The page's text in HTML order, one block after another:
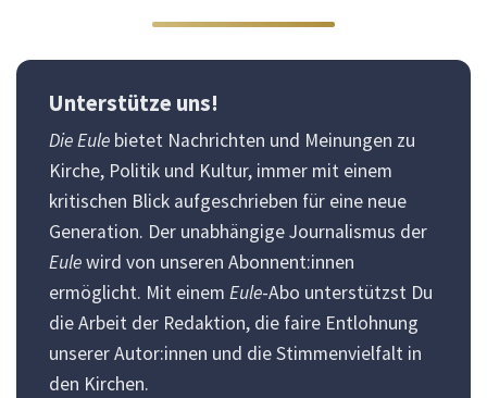
Unterstütze uns!
Die Eule bietet Nachrichten und Meinungen zu
Kirche, Politik und Kultur, immer mit einem
kritischen Blick aufgeschrieben für eine neue
Generation. Der unabhängige Journalismus der
Eulewird von unseren Abonnent:innen
ermöglicht. Mit einem Eule-Abo unterstützst Du
die Arbeit der Redaktion, die faire Entlohnung
unserer Autor:innen und die Stimmenvielfalt in
den Kirchen.